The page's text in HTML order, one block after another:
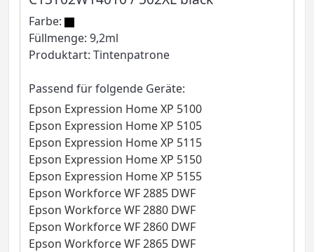
Farbe:
Füllmenge: 9,2ml
Produktart: Tintenpatrone
Passend für folgende Geräte:
Epson Expression Home XP 5100
Epson Expression Home XP 5105
Epson Expression Home XP 5115
Epson Expression Home XP 5150
Epson Expression Home XP 5155
Epson Workforce WF 2885 DWF
Epson Workforce WF 2880 DWF
Epson Workforce WF 2860 DWF
Epson Workforce WF 2865 DWF